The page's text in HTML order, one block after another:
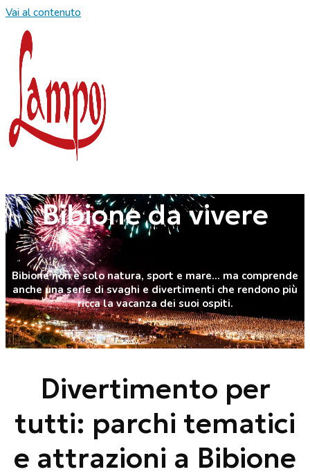
Vai al contenuto
Bibione da vivere
Bibione non è solo natura, sport e mare… ma comprende
anche una serie di svaghi e divertimenti che rendono più
ricca la vacanza dei suoi ospiti.
Divertimento per
tutti: parchi tematici
e attrazioni a Bibione